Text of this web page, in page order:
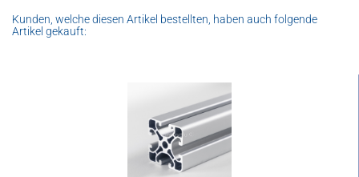
Kunden, welche diesen Artikel bestellten, haben auch folgende
Artikel gekauft: